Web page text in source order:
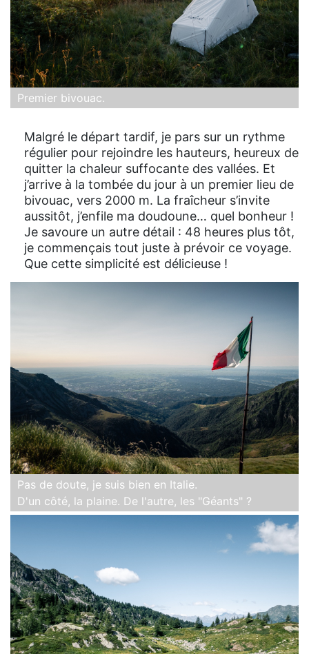
Premier bivouac.
Malgré le départ tardif, je pars sur un rythme
régulier pour rejoindre les hauteurs, heureux de
quitter la chaleur suffocante des vallées. Et
j’arrive à la tombée du jour à un premier lieu de
bivouac, vers 2000 m. La fraîcheur s’invite
aussitôt, j’enfile ma doudoune… quel bonheur !
Je savoure un autre détail : 48 heures plus tôt,
je commençais tout juste à prévoir ce voyage.
Que cette simplicité est délicieuse !
Pas de doute, je suis bien en Italie.
D'un côté, la plaine. De l'autre, les "Géants" ?